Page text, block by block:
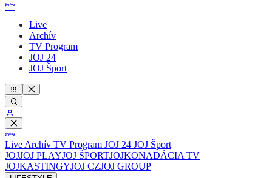
Live
Archív
TV Program
JOJ 24
JOJ Šport
Live Archív TV Program JOJ 24 JOJ Šport
JOJJOJ PLAYJOJ ŠPORTJOJKONADÁCIA TV
JOJKASTINGYJOJ CZJOJ GROUP